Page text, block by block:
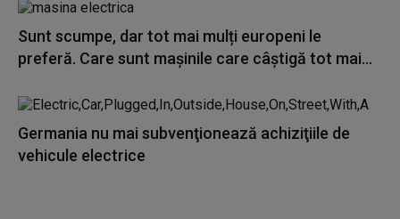
Sunt scumpe, dar tot mai mulți europeni le
preferă. Care sunt mașinile care câștigă tot mai...
Germania nu mai subvenţionează achiziţiile de
vehicule electrice